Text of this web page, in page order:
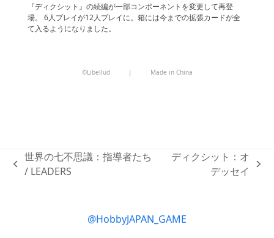
『ディクシット』の続編が一部コンポーネントを変更して再登
場。 6人プレイが12人プレイに。箱には今までの拡張カードが全
て入るようになりました。
©Libellud | Made in China
previous
世界の七不思議：指導者たち
/ LEADERS
ディクシット：オ
デッセイ
@HobbyJAPAN_GAME